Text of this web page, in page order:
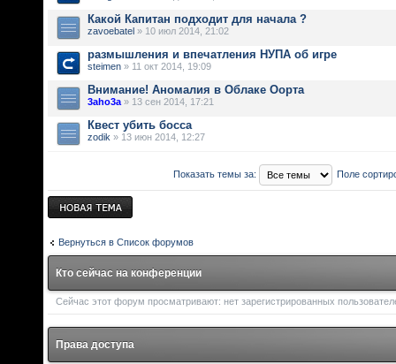
Какой Капитан подходит для начала ?
zavoebatel » 10 июл 2014, 21:02
размышления и впечатления НУПА об игре
steimen » 11 окт 2014, 19:09
Внимание! Аномалия в Облаке Оорта
3aho3a » 13 сен 2014, 17:21
Квест убить босса
zodik » 13 июн 2014, 12:27
Показать темы за: Поле
Новая тема
Вернуться в Список форумов
Кто сейчас на конференции
Сейчас этот форум просматривают: нет зарегистрированных
Права доступа